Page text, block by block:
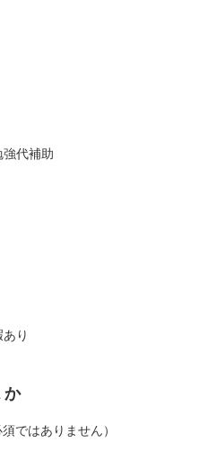
強代補助
り
ではありません）